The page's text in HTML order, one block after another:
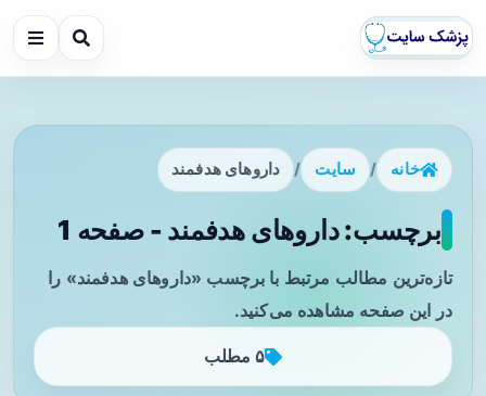
خانه / سایت / داروهای هدفمند
برچسب: داروهای هدفمند - صفحه 1
تازه‌ترین مطالب مرتبط با برچسب «داروهای هدفمند» را
در این صفحه مشاهده می‌کنید.
۵ مطلب